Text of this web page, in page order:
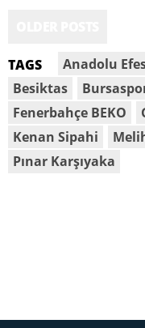
TAGS Anadolu
Besiktas
Fenerbahçe BEKO
Kenan Sipahi
Pınar Karşıyaka